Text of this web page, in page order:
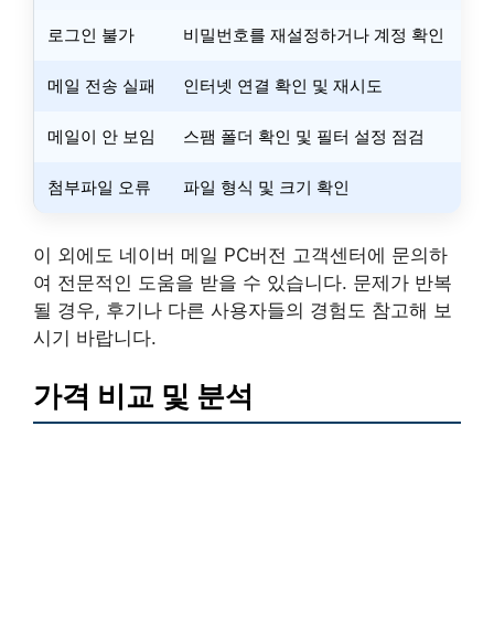
로그인 불가 비밀번호를 재설정하거나 계정 확인
메일 전송 실패 인터넷 연결 확인 및 재시도
메일이 안 보임 스팸 폴더 확인 및 필터 설정 점검
첨부파일 오류 파일 형식 및 크기 확인
이 외에도 네이버 메일 PC버전 고객센터에 문의하
여 전문적인 도움을 받을 수 있습니다. 문제가 반복
될 경우, 후기나 다른 사용자들의 경험도 참고해 보
시기 바랍니다.
가격 비교 및 분석